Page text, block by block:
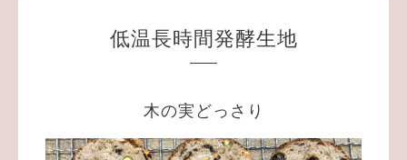
低温長時間発酵生地
木の実どっさり